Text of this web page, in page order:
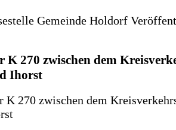
Gemeinde Holdorf
K 270 zwischen dem
Ihorst